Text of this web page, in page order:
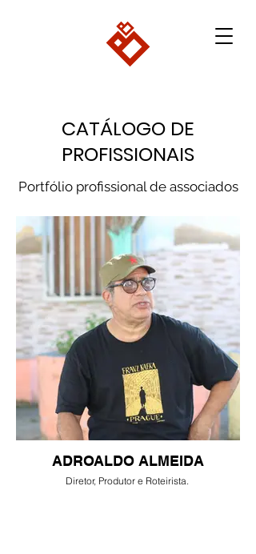
CATÁLOGO DE
PROFISSIONAIS
Portfólio profissional de associados
ADROALDO ALMEIDA
Diretor, Produtor e Roteirista.